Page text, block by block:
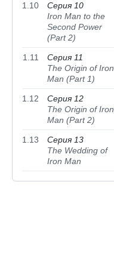
1.10
Серия 10
Iron Man to the
Second Power
(Part 2)
1.11
Серия 11
The Origin of Iron
Man (Part 1)
1.12
Серия 12
The Origin of Iron
Man (Part 2)
1.13
Серия 13
The Wedding of
Iron Man